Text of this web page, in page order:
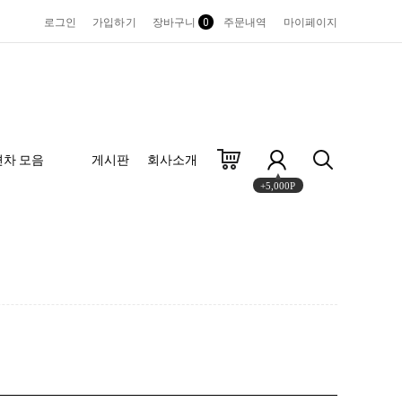
로그인 가입하기 장바구니 0 주문내역 마이페이지
차 모음 게시판 회사소개
+5,000P